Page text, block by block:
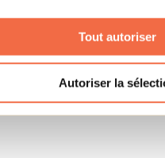
Tout autoriser
Autoriser la